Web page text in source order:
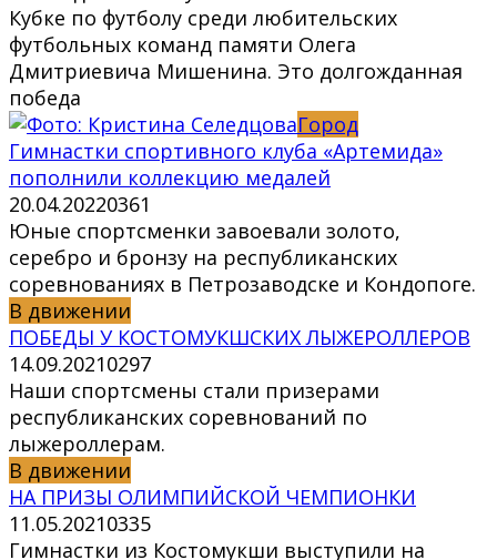
Кубке по футболу среди любительских
футбольных команд памяти Олега
Дмитриевича Мишенина. Это долгожданная
победа
Город
Гимнастки спортивного клуба «Артемида»
пополнили коллекцию медалей
20.04.20220361
Юные спортсменки завоевали золото,
серебро и бронзу на республиканских
соревнованиях в Петрозаводске и Кондопоге.
В движении
ПОБЕДЫ У КОСТОМУКШСКИХ ЛЫЖЕРОЛЛЕРОВ
14.09.20210297
Наши спортсмены стали призерами
республиканских соревнований по
лыжероллерам.
В движении
НА ПРИЗЫ ОЛИМПИЙСКОЙ ЧЕМПИОНКИ
11.05.20210335
Гимнастки из Костомукши выступили на